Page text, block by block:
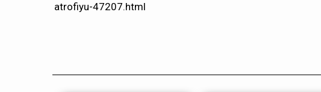
atrofiyu-47207.html